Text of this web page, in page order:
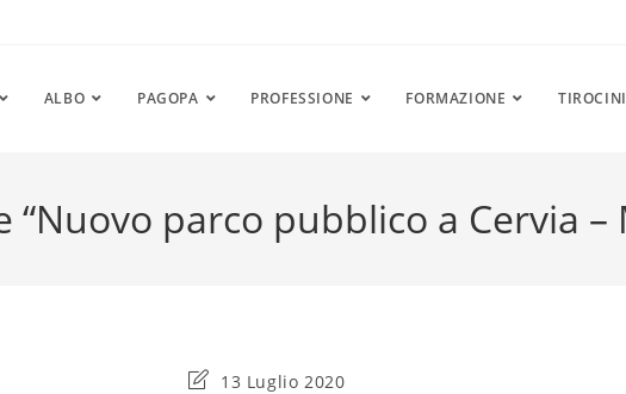
ALBO PAGOPA PROFESSIONE FORMAZIONE
parco pubblico a Cervia
Ultima13 Luglio 2020